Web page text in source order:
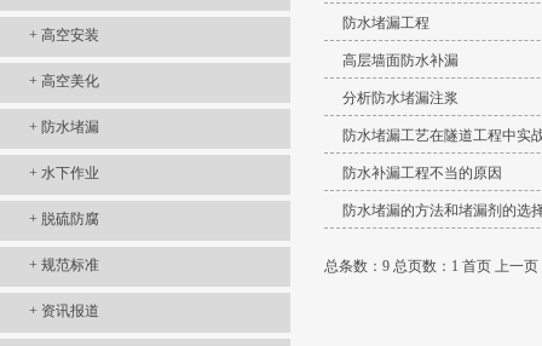
+ 高空安装
+ 高空美化
+ 防水堵漏
+ 水下作业
+ 脱硫防腐
+ 规范标准
+ 资讯报道
防水堵漏工程
高层墙面防水补漏
分析防水堵漏注浆
防水堵漏工艺在隧道工程中实
防水补漏工程不当的原因
防水堵漏的方法和堵漏剂的选
总条数：9 总页数：1 首页 上一页